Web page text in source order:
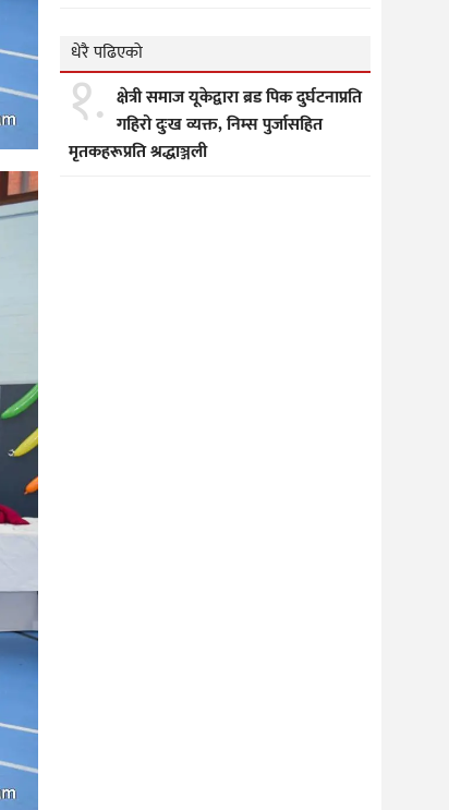
धेरै पढिएको
१. क्षेत्री समाज यूकेद्वारा ब्रड पिक दुर्घटनाप्रति
गहिरो दुःख व्यक्त, निम्स पुर्जासहित
मृतकहरूप्रति श्रद्धाञ्जली